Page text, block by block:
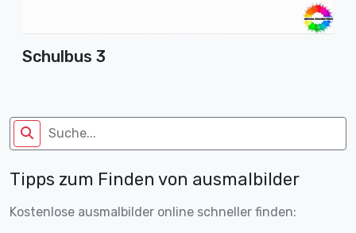
Schulbus 3
Tipps zum Finden von ausmalbilder
Kostenlose ausmalbilder online schneller finden: